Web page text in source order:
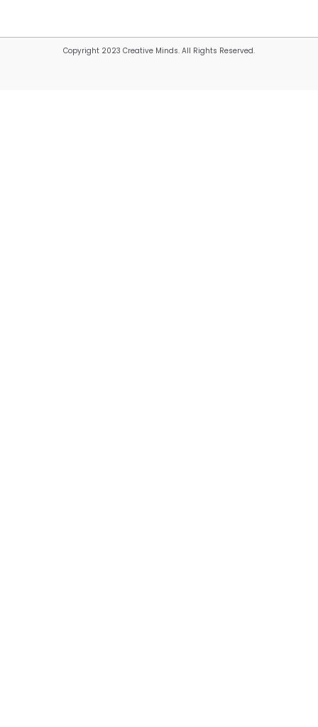
Copyright 2023 Creative Minds. All Rights Reserved.